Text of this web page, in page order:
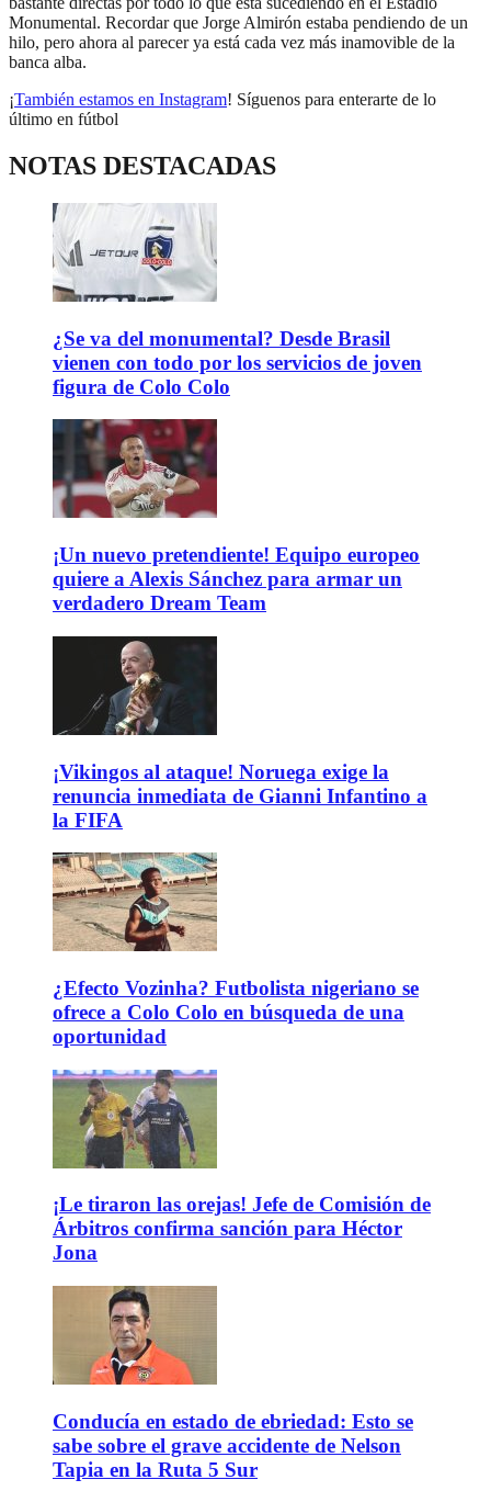
Monumental. Recordar que Jorge Almirón estaba pendiendo de un
hilo, pero ahora al parecer ya está cada vez más inamovible de la
banca alba.
¡También estamos en Instagram! Síguenos para enterarte de lo
último en fútbol
NOTAS DESTACADAS
¿Se va del monumental? Desde Brasil
vienen con todo por los servicios de joven
figura de Colo Colo
¡Un nuevo pretendiente! Equipo europeo
quiere a Alexis Sánchez para armar un
verdadero Dream Team
¡Vikingos al ataque! Noruega exige la
renuncia inmediata de Gianni Infantino a
la FIFA
¿Efecto Vozinha? Futbolista nigeriano se
ofrece a Colo Colo en búsqueda de una
oportunidad
¡Le tiraron las orejas! Jefe de Comisión de
Árbitros confirma sanción para Héctor
Jona
Conducía en estado de ebriedad: Esto se
sabe sobre el grave accidente de Nelson
Tapia en la Ruta 5 Sur